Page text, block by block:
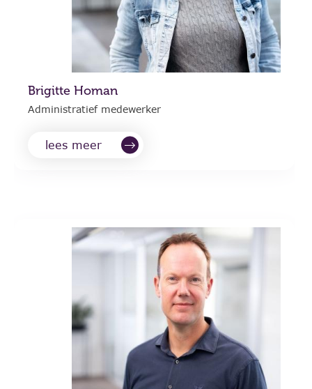
Brigitte Homan
Administratief medewerker
lees meer